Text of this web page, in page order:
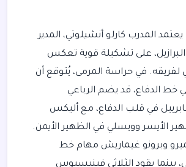
المدرب كارلو أنشيلوتي، المدير
على تشكيلة قوية تعكس
لفريقه. في حراسة المرمى، يُتوقع أن
خط الدفاع، قد يضم الرباعي
في قلب الدفاع، مع أليكس
الأيسر وويسلي في الظهير الأيمن.
وبرونو غيماريش مهام خط
بينما يقود الثلاثي فينيسيوس